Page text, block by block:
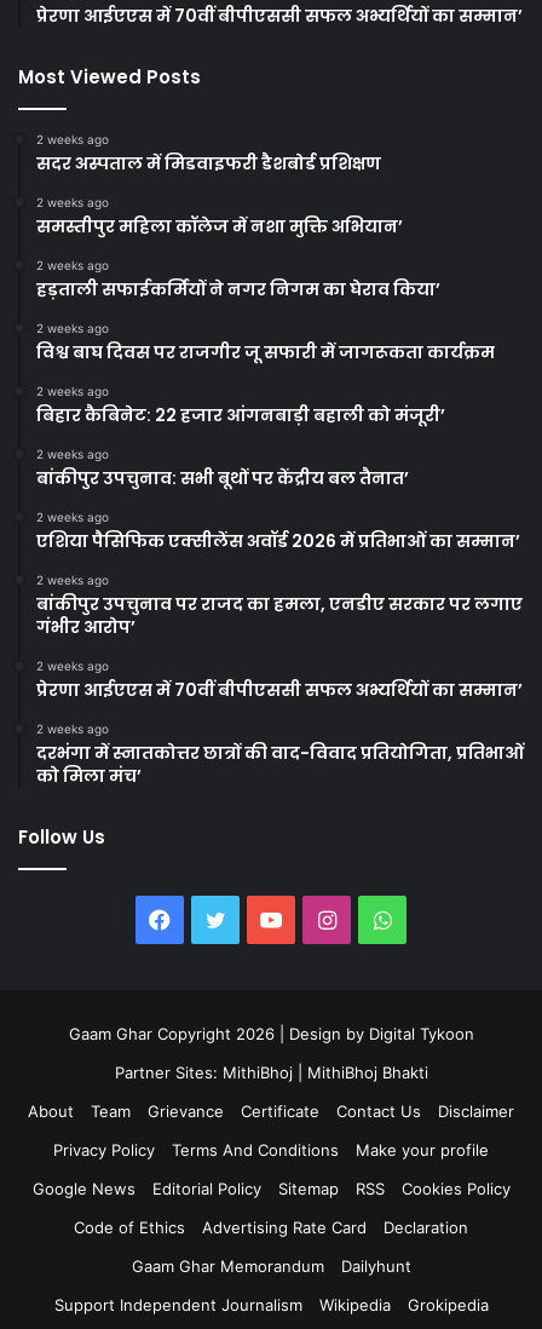
प्रेरणा आईएएस में 70वीं बीपीएससी सफल अभ्यर्थियों का सम्मान’
Most Viewed Posts
2 weeks ago
सदर अस्पताल में मिडवाइफरी डैशबोर्ड प्रशिक्षण
2 weeks ago
समस्तीपुर महिला कॉलेज में नशा मुक्ति अभियान’
2 weeks ago
हड़ताली सफाईकर्मियों ने नगर निगम का घेराव किया’
2 weeks ago
विश्व बाघ दिवस पर राजगीर जू सफारी में जागरूकता कार्यक्रम
2 weeks ago
बिहार कैबिनेट: 22 हजार आंगनबाड़ी बहाली को मंजूरी’
2 weeks ago
बांकीपुर उपचुनाव: सभी बूथों पर केंद्रीय बल तैनात’
2 weeks ago
एशिया पैसिफिक एक्सीलेंस अवॉर्ड 2026 में प्रतिभाओं का सम्मान’
2 weeks ago
बांकीपुर उपचुनाव पर राजद का हमला, एनडीए सरकार पर लगाए
गंभीर आरोप’
2 weeks ago
प्रेरणा आईएएस में 70वीं बीपीएससी सफल अभ्यर्थियों का सम्मान’
2 weeks ago
दरभंगा में स्नातकोत्तर छात्रों की वाद-विवाद प्रतियोगिता, प्रतिभाओं
को मिला मंच’
Follow Us
Facebook
TwitterYouTubeInstagramWhatsApp
Gaam Ghar Copyright 2026 | Design by Digital Tykoon
Partner Sites: MithiBhoj
MithiBhoj Bhakti
About
Team Grievance Certificate Contact Us
Disclaimer
Privacy Policy
Terms And Conditions
Make your profile
Google News
Editorial Policy Sitemap RSS
Cookies Policy
Code of Ethics
Advertising Rate Card
Declaration
Gaam Ghar Memorandum
Dailyhunt
Support Independent Journalism
Wikipedia Grokipedia